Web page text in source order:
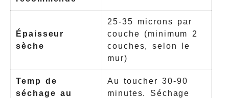
Épaisseur
sèche
25-35 microns par
couche (minimum 2
couches, selon le
mur)
Temp de
séchage au
Au toucher 30-90
minutes. Séchage